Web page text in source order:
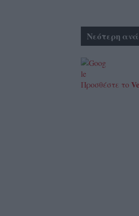
Νεότερη
Προσθέστε το